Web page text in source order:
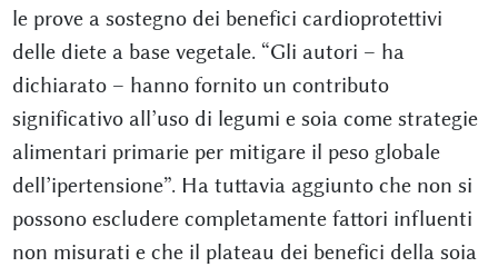
le prove a sostegno dei benefici cardioprotettivi
delle diete a base vegetale. “Gli autori – ha
dichiarato – hanno fornito un contributo
significativo all’uso di legumi e soia come strategie
alimentari primarie per mitigare il peso globale
dell’ipertensione”. Ha tuttavia aggiunto che non si
possono escludere completamente fattori influenti
non misurati e che il plateau dei benefici della soia